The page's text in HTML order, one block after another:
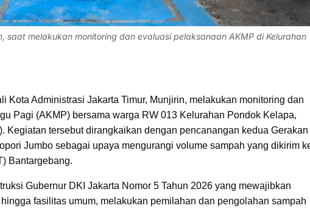
saat melakukan monitoring dan evaluasi pelaksanaan AKMP di Kelurahan
Kota Administrasi Jakarta Timur, Munjirin, melakukan monitoring dan
Pagi (AKMP) bersama warga RW 013 Kelurahan Pondok Kelapa,
Kegiatan tersebut dirangkaikan dengan pencanangan kedua Gerakan
Jumbo sebagai upaya mengurangi volume sampah yang dikirim
Bantargebang.
Gubernur DKI Jakarta Nomor 5 Tahun 2026 yang mewajibkan
fasilitas umum, melakukan pemilahan dan pengolahan sampah